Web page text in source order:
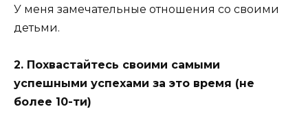
У меня замечательные отношения со своими
детьми.
2. Похвастайтесь своими самыми
успешными успехами за это время (не
более 10-ти)